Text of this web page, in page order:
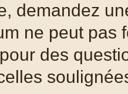
demandez
ne peut
des